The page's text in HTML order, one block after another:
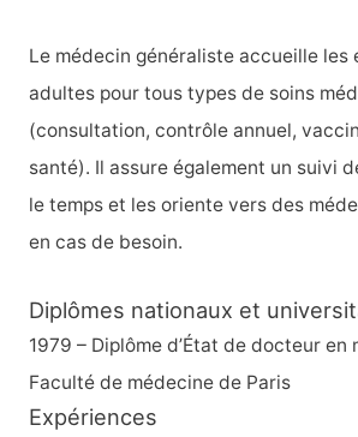
h
e
r
:
Le médecin généraliste accueille les
adultes pour tous types de soins
(consultation, contrôle annuel,
santé). Il assure également un suivi
le temps et les oriente vers des
en cas de besoin.
Diplômes nationaux et
1979 – Diplôme d’État de docteur en
Faculté de médecine de Paris
Expériences